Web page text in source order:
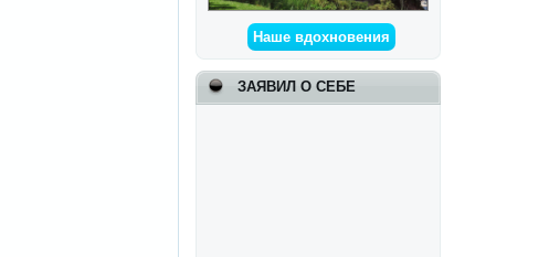
Наше вдохновения
ЗАЯВИЛ О СЕБЕ